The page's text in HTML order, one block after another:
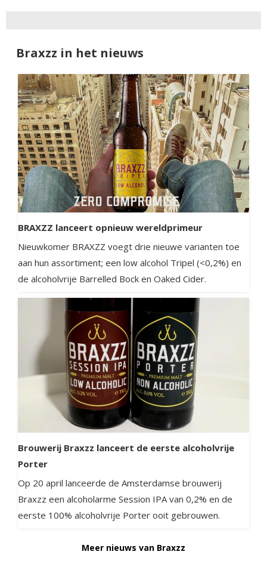
Braxzz in het nieuws
BRAXZZ lanceert opnieuw wereldprimeur
Nieuwkomer BRAXZZ voegt drie nieuwe varianten toe
aan hun assortiment; een low alcohol Tripel (<0,2%) en
de alcoholvrije Barrelled Bock en Oaked Cider.
Brouwerij Braxzz lanceert de eerste alcoholvrije
Porter
Op 20 april lanceerde de Amsterdamse brouwerij
Braxzz een alcoholarme Session IPA van 0,2% en de
eerste 100% alcoholvrije Porter ooit gebrouwen.
Meer nieuws van Braxzz